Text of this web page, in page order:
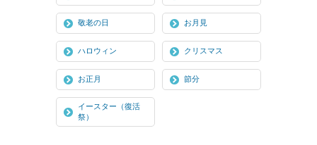
敬老の日 お月見
ハロウィン クリスマス
お正月 節分
イースター（復活
祭）